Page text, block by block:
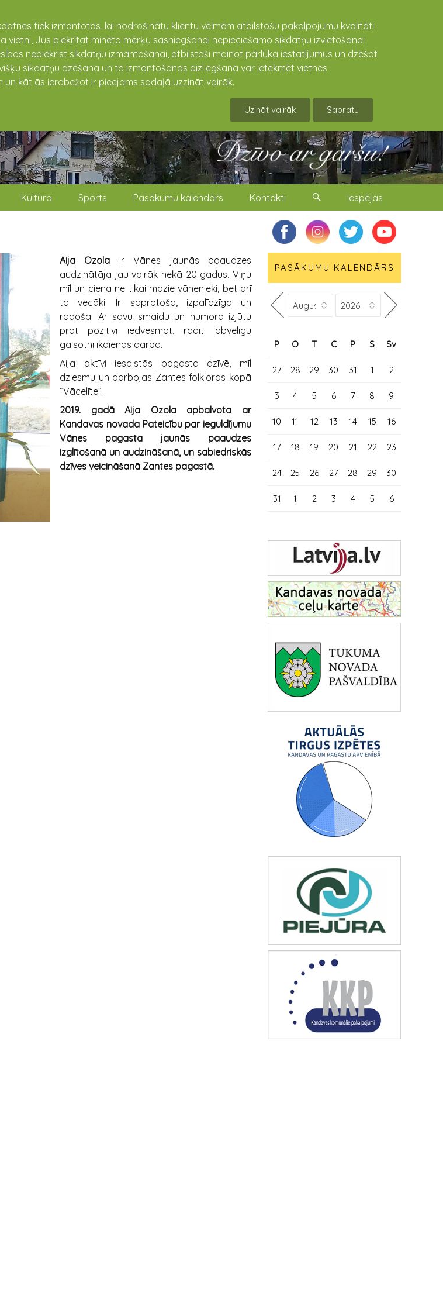
tiek izmantotas, lai nodrošinātu klientu vēlmēm atbilstošu pakalpojumu kvalitāti
Jūs piekrītat minēto mērķu sasniegšanai nepieciešamo sīkdatņu izvietošanai
nepiekrist sīkdatņu izmantošanai, atbilstoši mainot pārlūka iestatījumus un dzēšot
sīkdatņu dzēšana un to izmantošanas aizliegšana var ietekmēt vietnes
kāt ās ierobežot ir pieejams sadaļā uzzināt vairāk.
Uzināt vairāk Sapratu
Kultūra Sports Pasākumu kalendārs Kontakti Iespējas
Aija Ozola ir Vānes jaunās paaudzes
audzinātāja jau vairāk nekā 20 gadus. Viņu
mīl un ciena ne tikai mazie vānenieki, bet arī
to vecāki. Ir saprotoša, izpalīdzīga un
radoša. Ar savu smaidu un humora izjūtu
prot pozitīvi iedvesmot, radīt labvēlīgu
gaisotni ikdienas darbā.
Aija aktīvi iesaistās pagasta dzīvē, mīl
dziesmu un darbojas Zantes folkloras kopā
“Vācelīte”.
2019. gadā Aija Ozola apbalvota ar
Kandavas novada Pateicību par ieguldījumu
Vānes pagasta jaunās paaudzes
izglītošanā un audzināšanā, un sabiedriskās
dzīves veicināšanā Zantes pagastā.
PASĀKUMU KALENDĀRS
P O T C P S Sv
27 28 29 30 31 1 2
3 4 5 6 7 8 9
10 11 12 13 14 15 16
17 18 19 20 21 22 23
24 25 26 27 28 29 30
31 1 2 3 4 5 6